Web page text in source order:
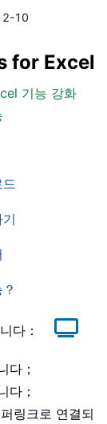
10
for Excel
기능 강화
다：
다；
다；
링크로 연결되